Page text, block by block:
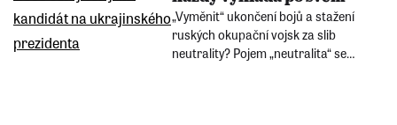
„Vyměnit“ ukončení bojů a stažení
ruských okupační vojsk za slib
neutrality? Pojem „neutralita“ se